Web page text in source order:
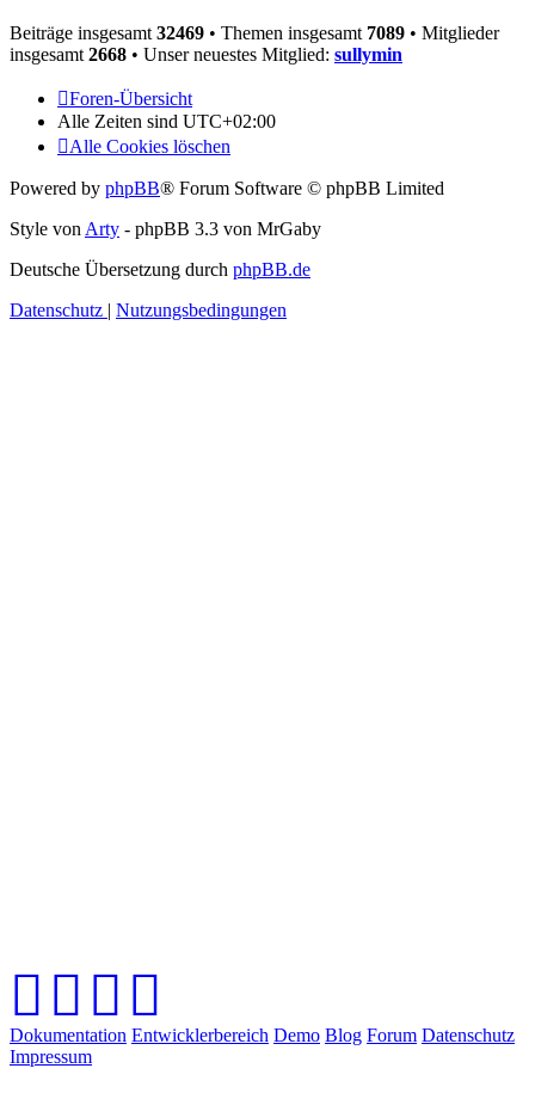
Beiträge insgesamt 32469 • Themen insgesamt 7089 • Mitglieder
insgesamt 2668 • Unser neuestes Mitglied: sullymin
Foren-Übersicht
Alle Zeiten sind UTC+02:00
Alle Cookies löschen
Powered by phpBB® Forum Software © phpBB Limited
Style von Arty - phpBB 3.3 von MrGaby
Deutsche Übersetzung durch phpBB.de
Datenschutz | Nutzungsbedingungen
Dokumentation Entwicklerbereich Demo Blog Forum Datenschutz
Impressum